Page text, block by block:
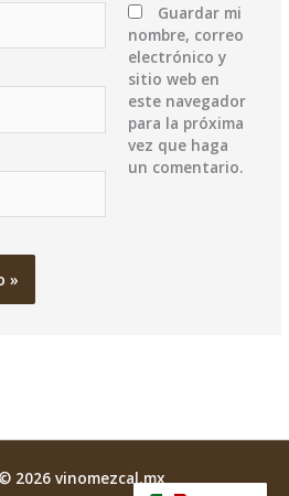
Guardar mi
nombre, correo
electrónico y
sitio web en
este navegador
para la próxima
vez que haga
un comentario.
2026 vinomezcal.mx